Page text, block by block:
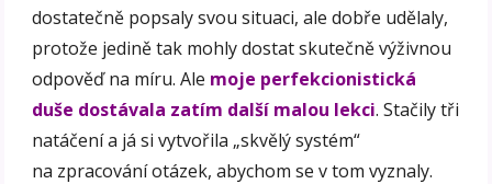
dostatečně popsaly svou situaci, ale dobře udělaly,
protože jedině tak mohly dostat skutečně výživnou
odpověď na míru. Ale moje perfekcionistická
duše dostávala zatím další malou lekci. Stačily tři
natáčení a já si vytvořila „skvělý systém“
na zpracování otázek, abychom se v tom vyznaly.